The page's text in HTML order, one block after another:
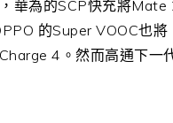
華為的SCP快充將
的Super VOOC也
4。然而高通下一